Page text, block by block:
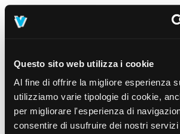
Questo sito web utilizza i cookie
Al fine di offrire la migliore esperienza
utilizziamo varie tipologie di cookie,
per migliorare l'esperienza di
consentire di usufruire dei nostri